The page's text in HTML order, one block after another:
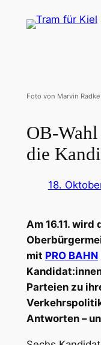
Inhalt
Foto von Marvin Radke
OB-
die
18.
Am 16.11.
mit PRO BAHN
Parteien zu
Antworten –